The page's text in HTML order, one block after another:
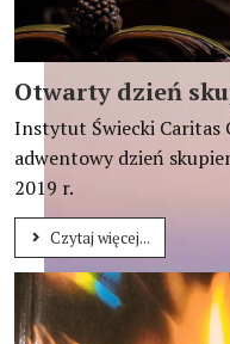
Otwarty dzień
Instytut Świecki Caritas
adwentowy dzień
2019 r.
Czytaj więcej...